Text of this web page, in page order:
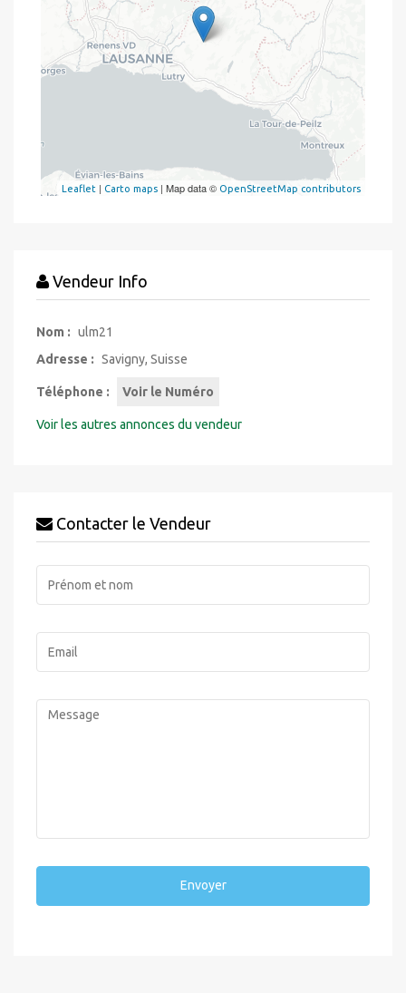
Leaflet | Carto maps | Map data © OpenStreetMap contributors
Vendeur Info
Nom : ulm21
Adresse : Savigny, Suisse
Téléphone : Voir le Numéro
Voir les autres annonces du vendeur
Contacter le Vendeur
Envoyer